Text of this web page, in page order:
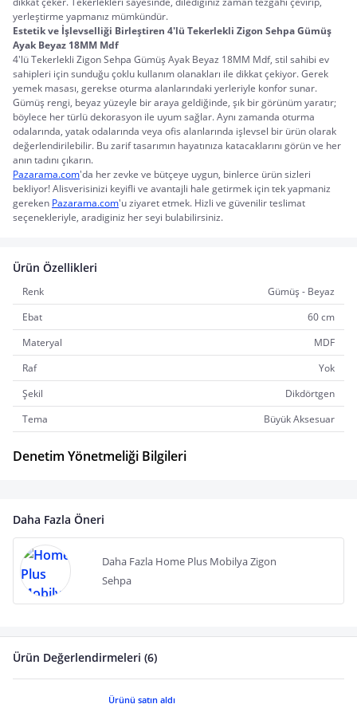
yerleştirme yapmanız mümkündür.
Estetik ve İşlevselliği Birleştiren 4'lü Tekerlekli Zigon Sehpa Gümüş
Ayak Beyaz 18MM Mdf
4'lü Tekerlekli Zigon Sehpa Gümüş Ayak Beyaz 18MM Mdf, stil sahibi ev
sahipleri için sunduğu çoklu kullanım olanakları ile dikkat çekiyor. Gerek
yemek masası, gerekse oturma alanlarındaki yerleriyle konfor sunar.
Gümüş rengi, beyaz yüzeyle bir araya geldiğinde, şık bir görünüm yaratır;
böylece her türlü dekorasyon ile uyum sağlar. Aynı zamanda oturma
odalarında, yatak odalarında veya ofis alanlarında işlevsel bir ürün olarak
değerlendirilebilir. Bu zarif tasarımın hayatınıza katacaklarını görün ve her
anın tadını çıkarın.
Pazarama.com'da her zevke ve bütçeye uygun, binlerce ürün sizleri
bekliyor! Alisverisinizi keyifli ve avantajli hale getirmek için tek yapmaniz
gereken Pazarama.com'u ziyaret etmek. Hizli ve güvenilir teslimat
seçenekleriyle, aradiginiz her seyi bulabilirsiniz.
Ürün Özellikleri
Renk
Gümüş - Beyaz
Ebat
60 cm
Materyal
MDF
Raf
Yok
Şekil
Dikdörtgen
Tema
Büyük Aksesuar
Denetim Yönetmeliği Bilgileri
Daha Fazla Öneri
Daha Fazla Home Plus Mobilya Zigon
Sehpa
Ürün Değerlendirmeleri (6)
Ürünü satın aldı